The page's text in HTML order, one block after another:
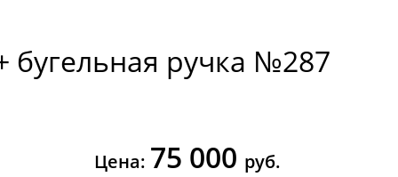
С выдавленным рисунком
бугельная ручка №287
Цена: 75 000 руб.